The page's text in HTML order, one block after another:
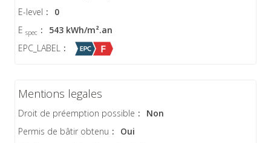
E-level :
0
Espec :
543 kWh/m².an
EPC_LABEL :
Mentions legales
Droit de préemption possible :
Non
Permis de bâtir obtenu :
Oui